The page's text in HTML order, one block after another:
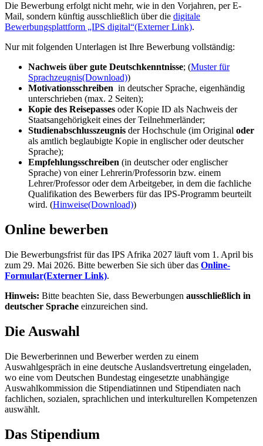
Die Bewerbung erfolgt nicht mehr, wie in den Vorjahren, per E-
Mail, sondern künftig ausschließlich über die digitale
Bewerbungsplattform „IPS digital“(Externer Link).
Nur mit folgenden Unterlagen ist Ihre Bewerbung vollständig:
Nachweis über gute Deutschkenntnisse; (Muster für
Sprachzeugnis(Download))
Motivationsschreiben in deutscher Sprache, eigenhändig
unterschrieben (max. 2 Seiten);
Kopie des Reisepasses oder Kopie ID als Nachweis der
Staatsangehörigkeit eines der Teilnehmerländer;
Studienabschlusszeugnis der Hochschule (im Original oder
als amtlich beglaubigte Kopie in englischer oder deutscher
Sprache);
Empfehlungsschreiben (in deutscher oder englischer
Sprache) von einer Lehrerin/Professorin bzw. einem
Lehrer/Professor oder dem Arbeitgeber, in dem die fachliche
Qualifikation des Bewerbers für das IPS‑Programm beurteilt
wird. (Hinweise(Download))
Online bewerben
Die Bewerbungsfrist für das IPS Afrika 2027 läuft vom 1. April bis
zum 29. Mai 2026. Bitte bewerben Sie sich über das Online-
Formular(Externer Link).
Hinweis: Bitte beachten Sie, dass Bewerbungen ausschließlich in
deutscher Sprache einzureichen sind.
Die Auswahl
Die Bewerberinnen und Bewerber werden zu einem
Auswahlgespräch in eine deutsche Auslandsvertretung eingeladen,
wo eine vom Deutschen Bundestag eingesetzte unabhängige
Auswahlkommission die Stipendiatinnen und Stipendiaten nach
fachlichen, sozialen, sprachlichen und interkulturellen Kompetenzen
auswählt.
Das Stipendium